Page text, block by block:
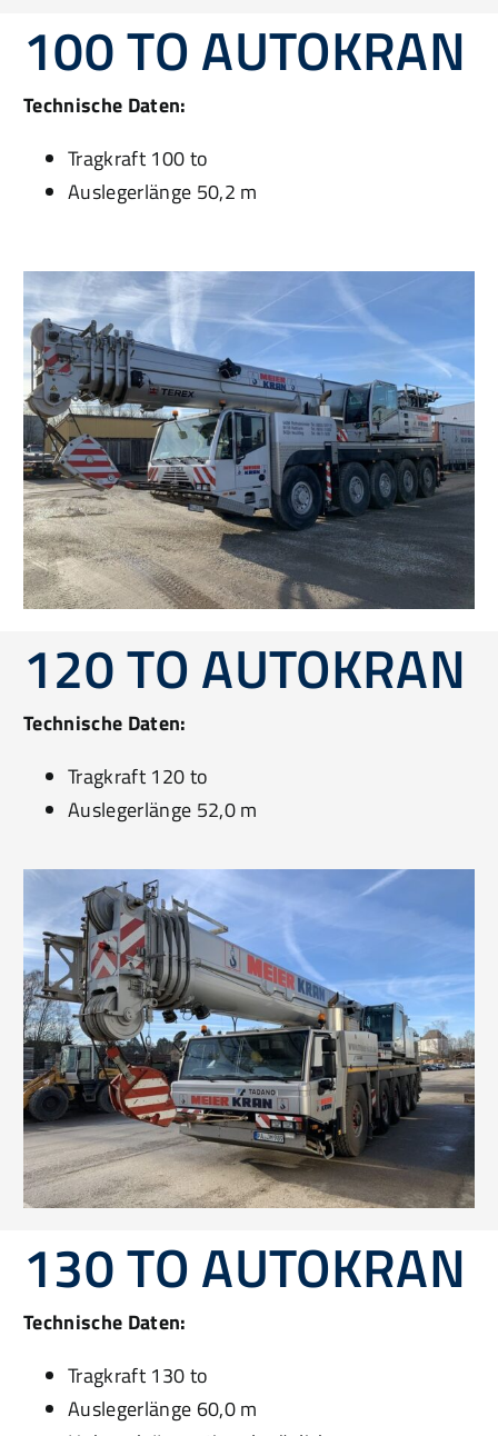
100 TO AUTOKRAN
Technische Daten:
Tragkraft 100 to
Auslegerlänge 50,2 m
120 TO AUTOKRAN
Technische Daten:
Tragkraft 120 to
Auslegerlänge 52,0 m
130 TO AUTOKRAN
Technische Daten:
Tragkraft 130 to
Auslegerlänge 60,0 m